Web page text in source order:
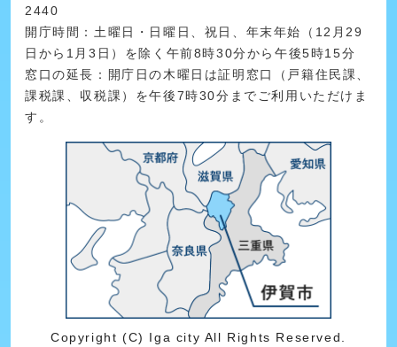
2440
開庁時間：土曜日・日曜日、祝日、年末年始（12月29
日から1月3日）を除く午前8時30分から午後5時15分
窓口の延長：開庁日の木曜日は証明窓口（戸籍住民課、
課税課、収税課）を午後7時30分までご利用いただけま
す。
Copyright (C) Iga city All Rights Reserved.